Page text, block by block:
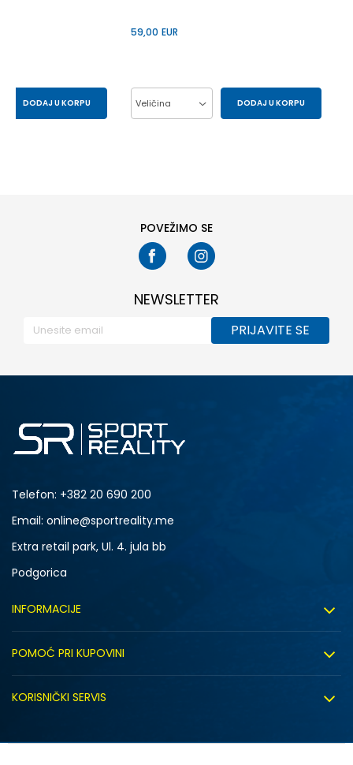
DODAJ U KORPU
59,00 EUR
Veličina DODAJ U KORPU
POVEŽIMO SE
NEWSLETTER
PRIJAVITE SE
Telefon: +382 20 690 200
Email: online@sportreality.me
Extra retail park, Ul. 4. jula bb
Podgorica
INFORMACIJE
Zapošljavanje
Sindikalna prodaja
POMOĆ PRI KUPOVINI
Kako kupiti
KORISNIČKI SERVIS